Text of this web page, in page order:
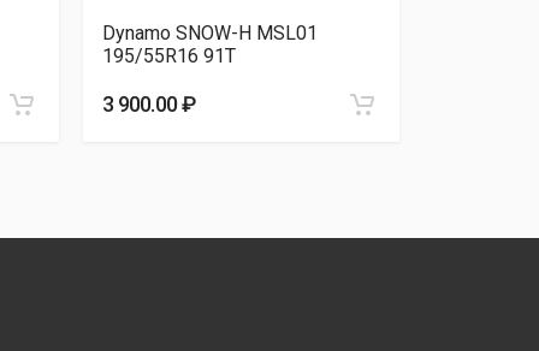
Dynamo SNOW-H MSL01
195/55R16 91T
3 900.00 ₽